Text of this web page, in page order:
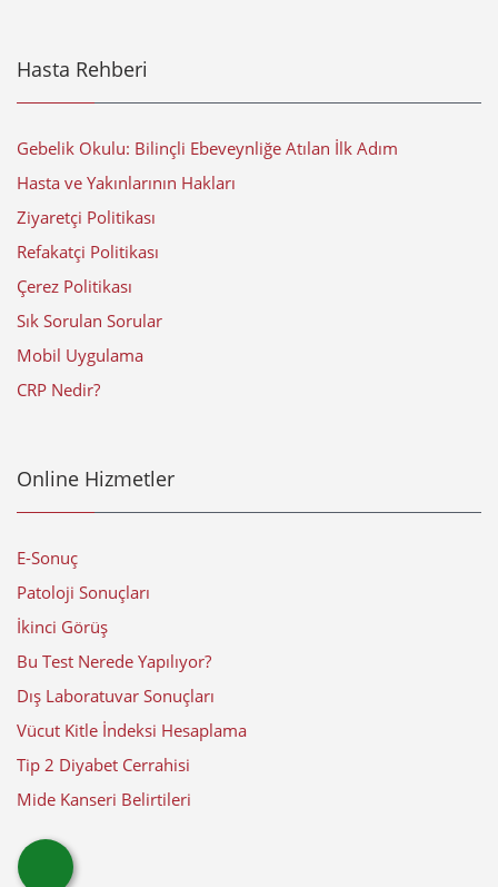
Hasta Rehberi
Gebelik Okulu: Bilinçli Ebeveynliğe Atılan İlk Adım
Hasta ve Yakınlarının Hakları
Ziyaretçi Politikası
Refakatçi Politikası
Çerez Politikası
Sık Sorulan Sorular
Mobil Uygulama
CRP Nedir?
Online Hizmetler
E-Sonuç
Patoloji Sonuçları
İkinci Görüş
Bu Test Nerede Yapılıyor?
Dış Laboratuvar Sonuçları
Vücut Kitle İndeksi Hesaplama
Tip 2 Diyabet Cerrahisi
Mide Kanseri Belirtileri